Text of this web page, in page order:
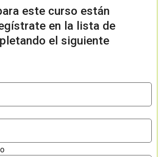
este curso están
en la lista de
el siguiente